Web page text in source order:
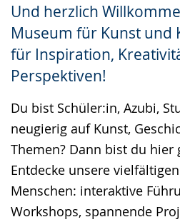
Und herzlich
Museum für Kunst und
für Inspiration,
Perspektiven!
Du bist Schüler:in, Azubi,
neugierig auf Kunst,
Themen? Dann bist du hier
Entdecke unsere
Menschen: interaktive
Workshops, spannende
wechseln.
Deutscher
Gebärdensprache
wird
angezeigt.